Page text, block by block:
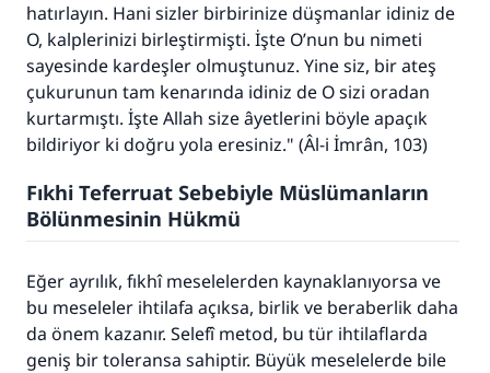
hatırlayın. Hani sizler birbirinize düşmanlar idiniz de
O, kalplerinizi birleştirmişti. İşte O’nun bu nimeti
sayesinde kardeşler olmuştunuz. Yine siz, bir ateş
çukurunun tam kenarında idiniz de O sizi oradan
kurtarmıştı. İşte Allah size âyetlerini böyle apaçık
bildiriyor ki doğru yola eresiniz." (Âl-i İmrân, 103)
Fıkhi Teferruat Sebebiyle Müslümanların
Bölünmesinin Hükmü
Eğer ayrılık, fıkhî meselelerden kaynaklanıyorsa ve
bu meseleler ihtilafa açıksa, birlik ve beraberlik daha
da önem kazanır. Selefî metod, bu tür ihtilaflarda
geniş bir toleransa sahiptir. Büyük meselelerde bile